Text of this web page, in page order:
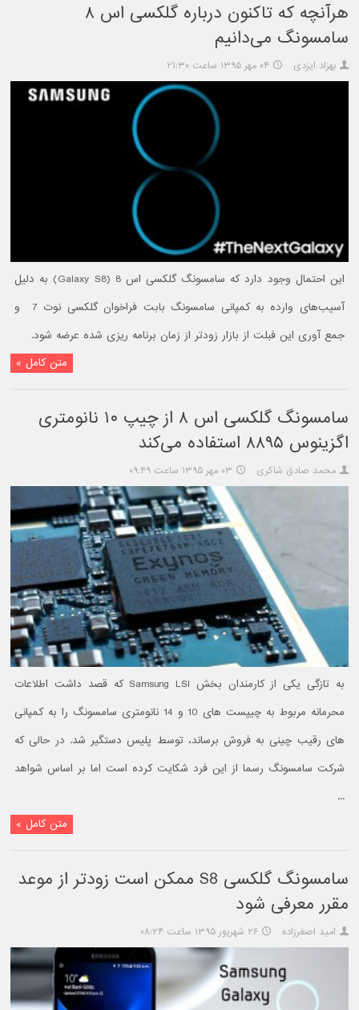
هرآنچه که تاکنون درباره گلکسی اس ۸
سامسونگ می‌دانیم
بهزاد ایزدی ۰۴ مهر ۱۳۹۵ ساعت ۲۱:۳۰
این احتمال وجود دارد که سامسونگ گلکسی اس 8 (Galaxy S8) به دلیل
آسیب‌های وارده به کمپانی سامسونگ بابت فراخوان گلکسی نوت 7 و
جمع آوری این فبلت از بازار زودتر از زمان برنامه ریزی شده عرضه شود.
متن کامل »
سامسونگ گلکسی اس ۸ از چیپ ۱۰ نانومتری
اگزینوس ۸۸۹۵ استفاده ‌می‌کند
محمد صادق شاکری ۰۳ مهر ۱۳۹۵ ساعت ۰۹:۴۹
به تازگی یکی از کارمندان بخش Samsung LSI که قصد داشت اطلاعات
محرمانه مربوط به چیپست های 10 و 14 نانومتری سامسونگ را به کمپانی
های رقیب چینی به فروش برساند، توسط پلیس دستگیر شد. در حالی که
شرکت سامسونگ رسما از این فرد شکایت کرده است اما بر اساس شواهد
...
متن کامل »
سامسونگ گلکسی S8 ممکن است زودتر از موعد
مقرر معرفی شود
امید اصغرزاده ۲۶ شهریور ۱۳۹۵ ساعت ۰۸:۲۴